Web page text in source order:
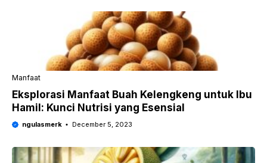
Manfaat
Eksplorasi Manfaat Buah Kelengkeng untuk Ibu
Hamil: Kunci Nutrisi yang Esensial
ngulasmerk December 5, 2023